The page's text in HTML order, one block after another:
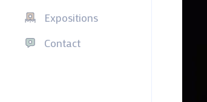
Expositions
Contact